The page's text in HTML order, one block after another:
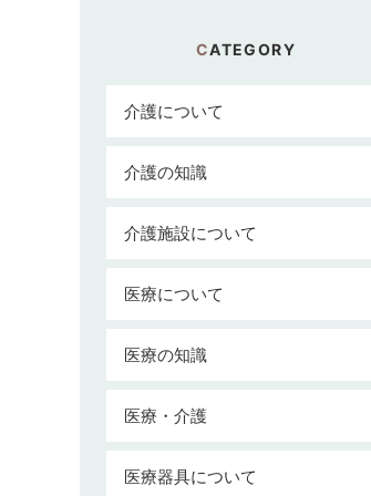
CATEGORY
介護について
介護の知識
介護施設について
医療について
医療の知識
医療・介護
医療器具について